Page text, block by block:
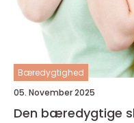
Bæredygtighed
05. November 2025
Den bæredygtige